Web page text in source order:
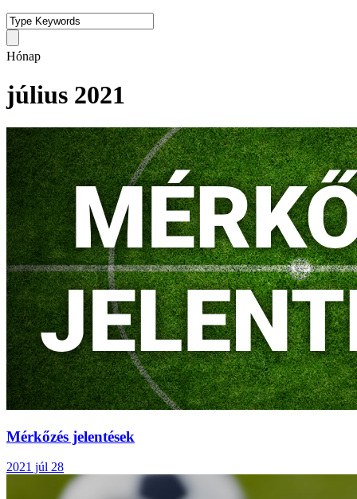
Hónap
július 2021
Mérkőzés jelentések
2021 júl 28